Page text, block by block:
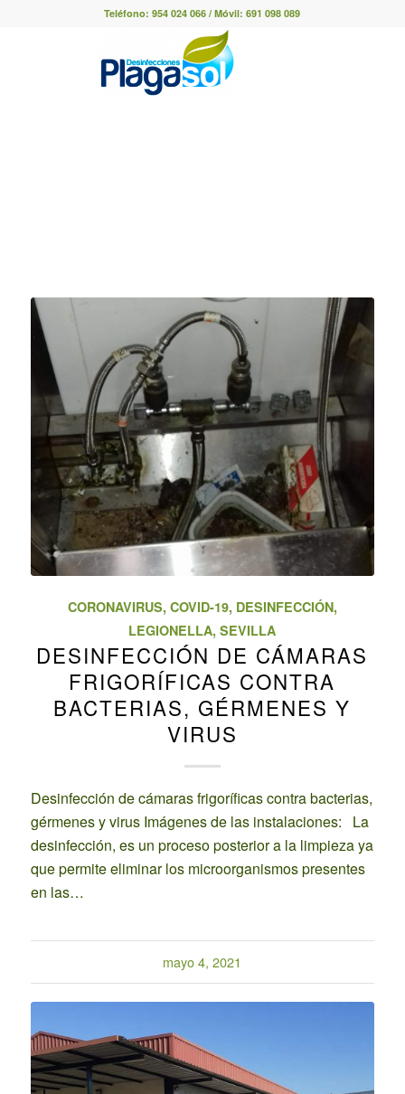
Teléfono:954 024 066 / Móvil:691 098 089
CORONAVIRUS, COVID-19, DESINFECCIÓN,
LEGIONELLA,SEVILLA
DESINFECCIÓN DE CÁMARAS
FRIGORÍFICAS CONTRA
BACTERIAS, GÉRMENES Y
VIRUS
Desinfección de cámaras frigoríficas contra bacterias,
gérmenes y virus Imágenes de las instalaciones: La
desinfección, es un proceso posterior a la limpieza ya
que permite eliminar los microorganismos presentes
en las…
mayo 4, 2021